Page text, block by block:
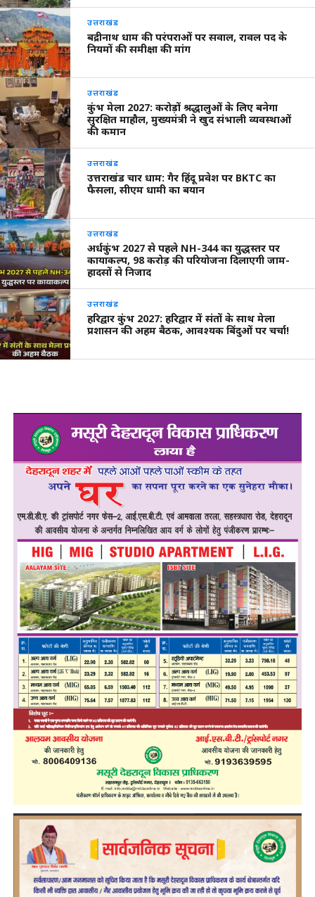
उत्तराखंड
बद्रीनाथ धाम की परंपराओं पर सवाल, रावल पद के
नियमों की समीक्षा की मांग
उत्तराखंड
कुंभ मेला 2027: करोड़ों श्रद्धालुओं के लिए बनेगा
सुरक्षित माहौल, मुख्यमंत्री ने खुद संभाली व्यवस्थाओं
की कमान
उत्तराखंड
उत्तराखंड चार धाम: गैर हिंदू प्रवेश पर BKTC का
फैसला, सीएम धामी का बयान
उत्तराखंड
अर्धकुंभ 2027 से पहले NH-344 का युद्धस्तर पर
कायाकल्प, 98 करोड़ की परियोजना दिलाएगी जाम-
हादसों से निजाद
उत्तराखंड
हरिद्वार कुंभ 2027: हरिद्वार में संतों के साथ मेला
प्रशासन की अहम बैठक, आवश्यक बिंदुओं पर चर्चा!